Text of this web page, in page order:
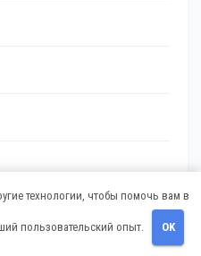
технологии, чтобы помочь вам в
пользовательский опыт. OK